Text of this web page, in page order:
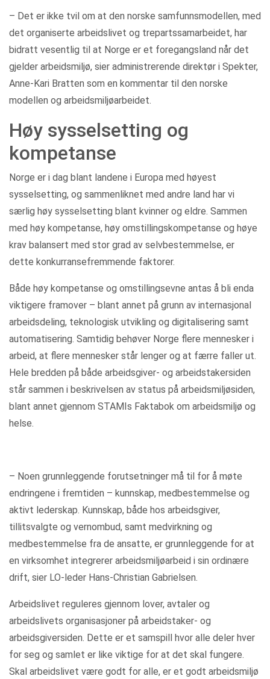
– Det er ikke tvil om at den norske samfunnsmodellen, med
det organiserte arbeidslivet og trepartssamarbeidet, har
bidratt vesentlig til at Norge er et foregangsland når det
gjelder arbeidsmiljø, sier administrerende direktør i Spekter,
Anne-Kari Bratten som en kommentar til den norske
modellen og arbeidsmiljøarbeidet.
Høy sysselsetting og
kompetanse
Norge er i dag blant landene i Europa med høyest
sysselsetting, og sammenliknet med andre land har vi
særlig høy sysselsetting blant kvinner og eldre. Sammen
med høy kompetanse, høy omstillingskompetanse og høye
krav balansert med stor grad av selvbestemmelse, er
dette konkurransefremmende faktorer.
Både høy kompetanse og omstillingsevne antas å bli enda
viktigere framover – blant annet på grunn av internasjonal
arbeidsdeling, teknologisk utvikling og digitalisering samt
automatisering. Samtidig behøver Norge flere mennesker i
arbeid, at flere mennesker står lenger og at færre faller ut.
Hele bredden på både arbeidsgiver- og arbeidstakersiden
står sammen i beskrivelsen av status på arbeidsmiljøsiden,
blant annet gjennom STAMIs Faktabok om arbeidsmiljø og
helse.
– Noen grunnleggende forutsetninger må til for å møte
endringene i fremtiden – kunnskap, medbestemmelse og
aktivt lederskap. Kunnskap, både hos arbeidsgiver,
tillitsvalgte og vernombud, samt medvirkning og
medbestemmelse fra de ansatte, er grunnleggende for at
en virksomhet integrerer arbeidsmiljøarbeid i sin ordinære
drift, sier LO-leder Hans-Christian Gabrielsen.
Arbeidslivet reguleres gjennom lover, avtaler og
arbeidslivets organisasjoner på arbeidstaker- og
arbeidsgiversiden. Dette er et samspill hvor alle deler hver
for seg og samlet er like viktige for at det skal fungere.
Skal arbeidslivet være godt for alle, er et godt arbeidsmiljø